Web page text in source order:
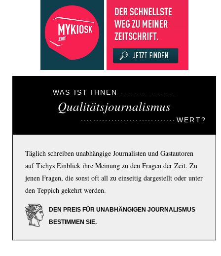
WAS IST IHNEN
Qualitätsjournalismus
WERT?
Täglich schreiben unabhängige Journalisten und Gastautoren
auf Tichys Einblick ihre Meinung zu den Fragen der Zeit. Zu
jenen Fragen, die sonst oft all zu einseitig dargestellt oder unter
den Teppich gekehrt werden.
DEN PREIS FÜR UNABHÄNGIGEN JOURNALISMUS
BESTIMMEN SIE.